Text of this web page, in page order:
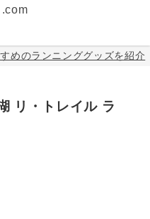
めのランニンググッズを紹介
リ・トレイル ラ